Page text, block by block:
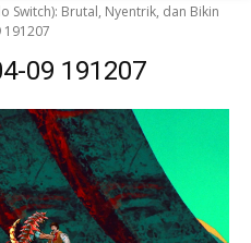
Switch): Brutal, Nyentrik, dan Bikin
191207
09 191207